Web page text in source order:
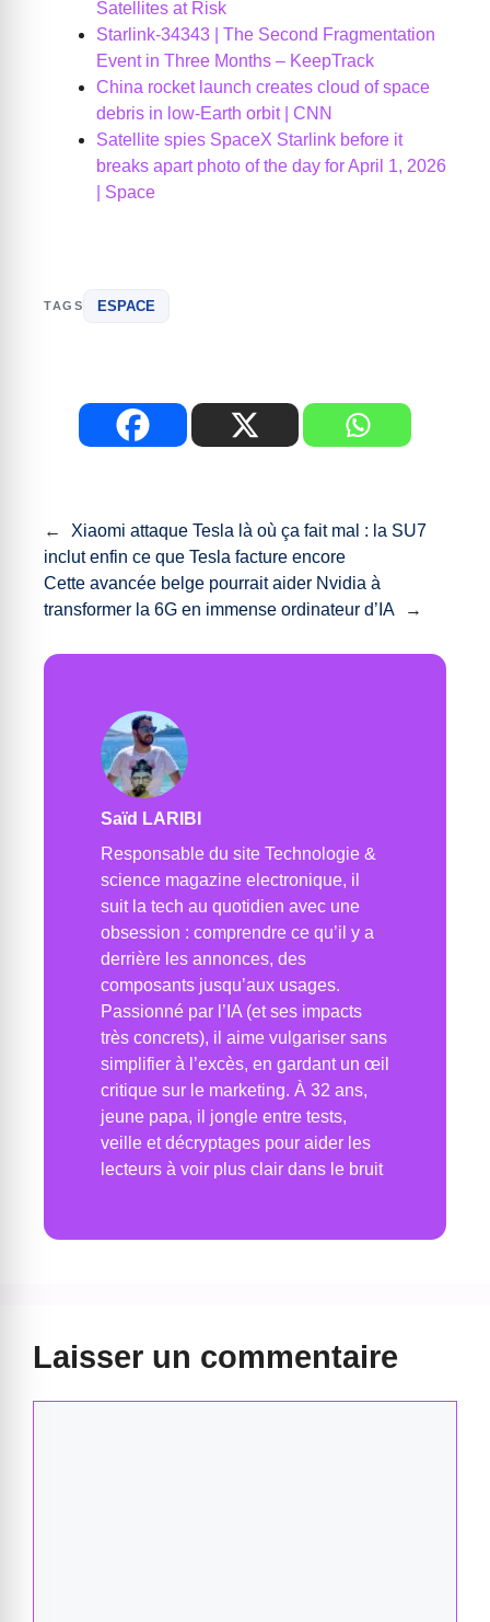
Satellites at Risk
Starlink-34343 | The Second Fragmentation
Event in Three Months – KeepTrack
China rocket launch creates cloud of space
debris in low-Earth orbit | CNN
Satellite spies SpaceX Starlink before it
breaks apart photo of the day for April 1, 2026
| Space
TAGS ESPACE
←
Xiaomi attaque Tesla là où ça fait mal : la SU7
inclut enfin ce que Tesla facture encore
Cette avancée belge pourrait aider Nvidia à
transformer la 6G en immense ordinateur d’IA
→
Saïd LARIBI
Responsable du site Technologie &
science magazine electronique, il
suit la tech au quotidien avec une
obsession : comprendre ce qu’il y a
derrière les annonces, des
composants jusqu’aux usages.
Passionné par l’IA (et ses impacts
très concrets), il aime vulgariser sans
simplifier à l’excès, en gardant un œil
critique sur le marketing. À 32 ans,
jeune papa, il jongle entre tests,
veille et décryptages pour aider les
lecteurs à voir plus clair dans le bruit
Laisser un commentaire